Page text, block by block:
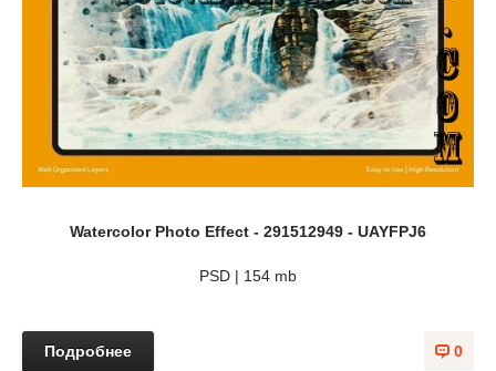
Watercolor Photo Effect - 291512949 - UAYFPJ6
PSD | 154 mb
0
Подробнее